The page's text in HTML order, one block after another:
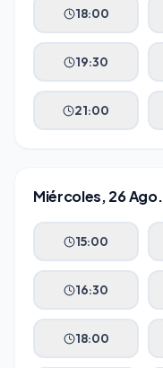
18:00
19:30
21:00
Miércoles, 26 Ago.
15:00
16:30
18:00